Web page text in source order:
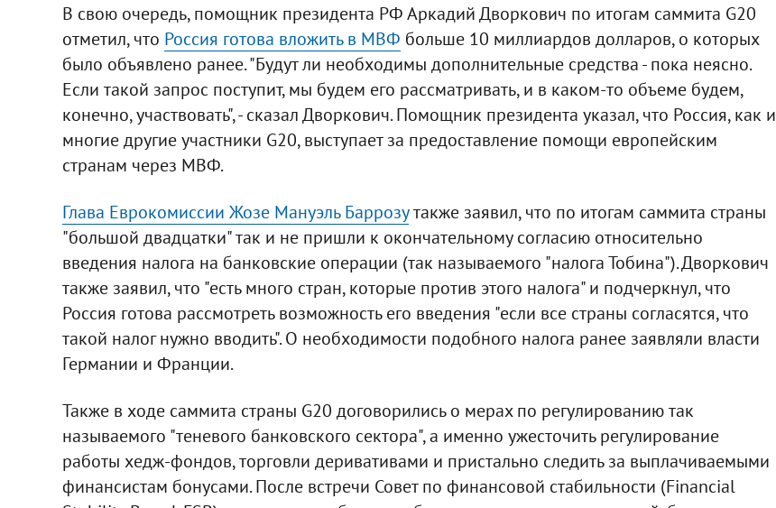
В свою очередь, помощник президента РФ Аркадий Дворкович по итогам саммита G20
отметил, что Россия готова вложить в МВФ больше 10 миллиардов долларов, о которых
было объявлено ранее. "Будут ли необходимы дополнительные средства - пока неясно.
Если такой запрос поступит, мы будем его рассматривать, и в каком-то объеме будем,
конечно, участвовать", - сказал Дворкович. Помощник президента указал, что Россия, как и
многие другие участники G20, выступает за предоставление помощи европейским
странам через МВФ.
Глава Еврокомиссии Жозе Мануэль Баррозутакже заявил, что по итогам саммита страны
"большой двадцатки" так и не пришли к окончательному согласию относительно
введения налога на банковские операции (так называемого "налога Тобина"). Дворкович
также заявил, что "есть много стран, которые против этого налога" и подчеркнул, что
Россия готова рассмотреть возможность его введения "если все страны согласятся, что
такой налог нужно вводить". О необходимости подобного налога ранее заявляли власти
Германии и Франции.
Также в ходе саммита страны G20 договорились о мерах по регулированию так
называемого "теневого банковского сектора", а именно ужесточить регулирование
работы хедж-фондов, торговли деривативами и пристально следить за выплачиваемыми
финансистам бонусами. После встречи Совет по финансовой стабильности (Financial